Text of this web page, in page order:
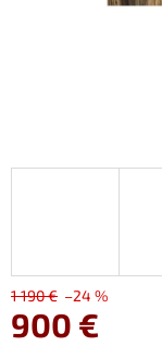
1 190 € –24 %
900 €